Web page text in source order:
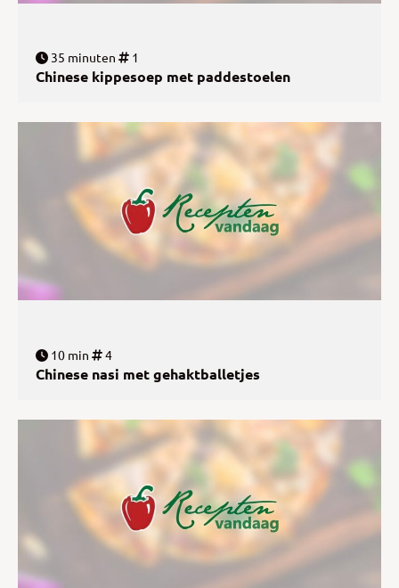
35 minuten 1
Chinese kippesoep met paddestoelen
10 min 4
Chinese nasi met gehaktballetjes